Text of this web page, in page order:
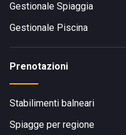
Gestionale Spiaggia
Gestionale Piscina
Prenotazioni
Stabilimenti balneari
Spiagge per regione